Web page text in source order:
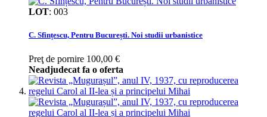
LOT: 003
C. Sfințescu, Pentru București. Noi studii urbanistice
Preţ de pornire 100,00 €
Neadjudecat fa o oferta